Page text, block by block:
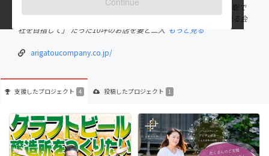
いわき市で飲食店を経営している(株)ありがとうカンパニーの正木聡で
す。 当社の理念 「出逢ったすべての人から ありがとう と感謝される会
社を目指して」 たった10坪のお店を妻と二人 もっと見る
arigatoucompany.co.jp/
支援したプロジェクト 4 投稿したプロジェクト 1